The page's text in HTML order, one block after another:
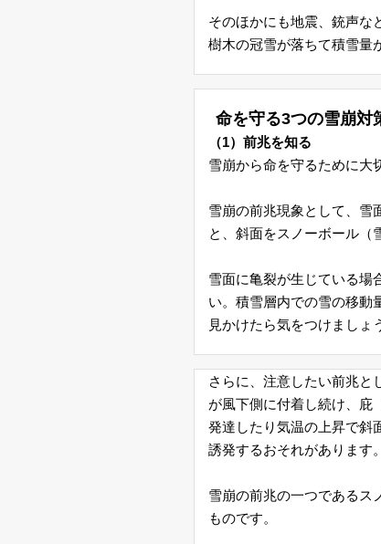
そのほかにも地震、銃声な
樹木の冠雪が落ちて積雪量
命を守る3つの雪崩対
（1）前兆を知る
雪崩から命を守るために大
雪崩の前兆現象として、雪
と、斜面をスノーボール（
雪面に亀裂が生じている場
い。積雪層内での雪の移動
見かけたら気をつけましょ
さらに、注意したい前兆と
が風下側に付着し続け、庇
発達したり気温の上昇で斜
誘発するおそれがあります。
雪崩の前兆の一つであるス
ものです。